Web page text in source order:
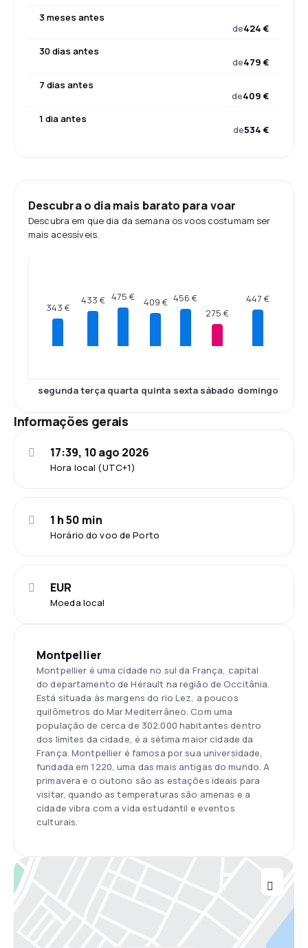
3 meses antes
de424 €
30 dias antes
de479 €
7 dias antes
de409 €
1 dia antes
de534 €
Descubra o dia mais barato para voar
Descubra em que dia da semana os voos costumam ser
mais acessíveis.
343 €
segunda
433 €
terça
475 €
quarta
409 €
quinta
456 €
sexta
275 €
sábado
447 €
domingo
Informações gerais
Hora local (UTC+1)
17:39, 10 ago 2026
Horário do voo de Porto
1 h 50 min
Moeda local
EUR
Montpellier
Montpellier é uma cidade no sul da França, capital
do departamento de Hérault na região de Occitânia.
Está situada às margens do rio Lez, a poucos
quilômetros do Mar Mediterrâneo. Com uma
população de cerca de 302.000 habitantes dentro
dos limites da cidade, é a sétima maior cidade da
França. Montpellier é famosa por sua universidade,
fundada em 1220, uma das mais antigas do mundo. A
primavera e o outono são as estações ideais para
visitar, quando as temperaturas são amenas e a
cidade vibra com a vida estudantil e eventos
culturais.